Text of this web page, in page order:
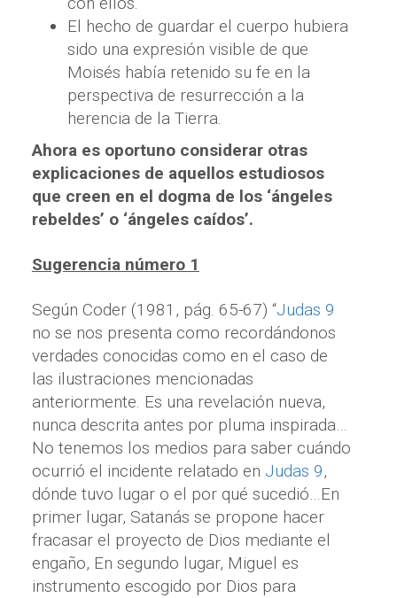
El hecho de guardar el cuerpo hubiera
sido una expresión visible de que
Moisés había retenido su fe en la
perspectiva de resurrección a la
herencia de la Tierra.
Ahora es oportuno considerar otras
explicaciones de aquellos estudiosos
que creen en el dogma de los ‘ángeles
rebeldes’ o ‘ángeles caídos’.
Sugerencia número 1
Según Coder (1981, pág. 65-67) “Judas 9
no se nos presenta como recordándonos
verdades conocidas como en el caso de
las ilustraciones mencionadas
anteriormente. Es una revelación nueva,
nunca descrita antes por pluma inspirada…
No tenemos los medios para saber cuándo
ocurrió el incidente relatado en Judas 9,
dónde tuvo lugar o el por qué sucedió…En
primer lugar, Satanás se propone hacer
fracasar el proyecto de Dios mediante el
engaño, En segundo lugar, Miguel es
instrumento escogido por Dios para